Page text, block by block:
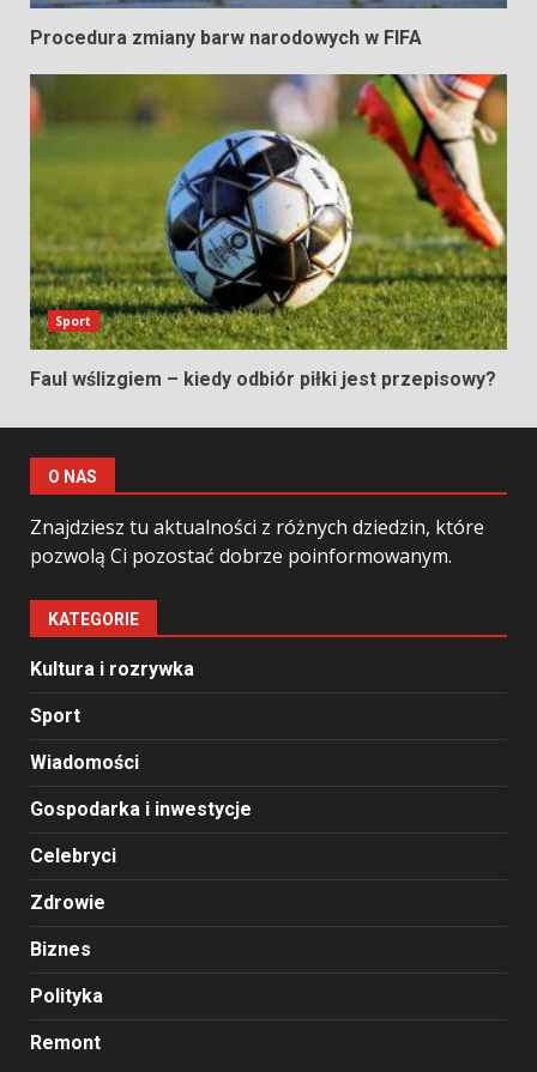
Procedura zmiany barw narodowych w FIFA
Sport
Faul wślizgiem – kiedy odbiór piłki jest przepisowy?
O NAS
Znajdziesz tu aktualności z różnych dziedzin, które
pozwolą Ci pozostać dobrze poinformowanym.
KATEGORIE
Kultura i rozrywka
Sport
Wiadomości
Gospodarka i inwestycje
Celebryci
Zdrowie
Biznes
Polityka
Remont